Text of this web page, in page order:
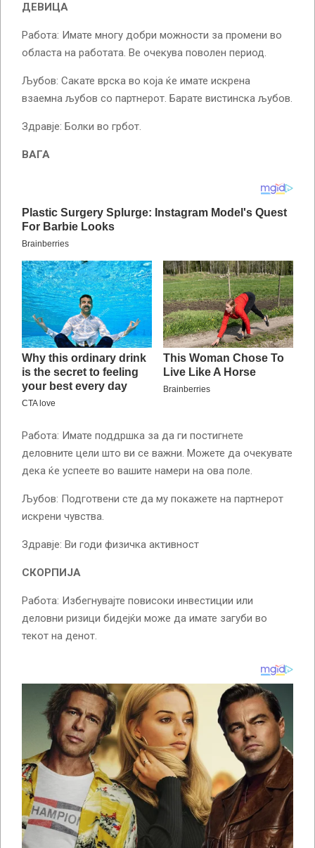
ДЕВИЦА
Работа: Имате многу добри можности за промени во
областа на работата. Ве очекува поволен период.
Љубов: Сакате врска во која ќе имате искрена
взаемна љубов со партнерот. Барате вистинска љубов.
Здравје: Болки во грбот.
ВАГА
Работа: Имате поддршка за да ги постигнете
деловните цели што ви се важни. Можете да очекувате
дека ќе успеете во вашите намери на ова поле.
Љубов: Подготвени сте да му покажете на партнерот
искрени чувства.
Здравје: Ви годи физичка активност
СКОРПИЈА
Работа: Избегнувајте повисоки инвестиции или
деловни ризици бидејќи може да имате загуби во
текот на денот.